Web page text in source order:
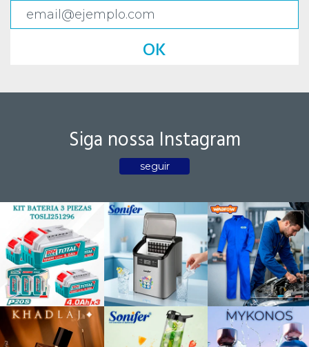
OK
Siga nossa Instagram
seguir